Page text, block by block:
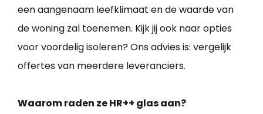
een aangenaam leefklimaat en de waarde van
de woning zal toenemen. Kijk jij ook naar opties
voor voordelig isoleren? Ons advies is: vergelijk
offertes van meerdere leveranciers.
Waarom raden ze HR++ glas aan?